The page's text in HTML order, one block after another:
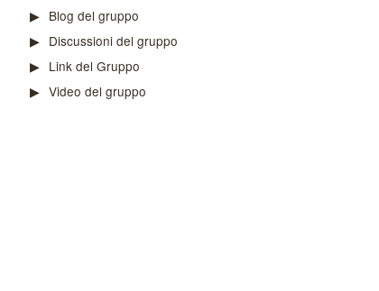
Blog del gruppo
Discussioni del gruppo
Link del Gruppo
Video del gruppo